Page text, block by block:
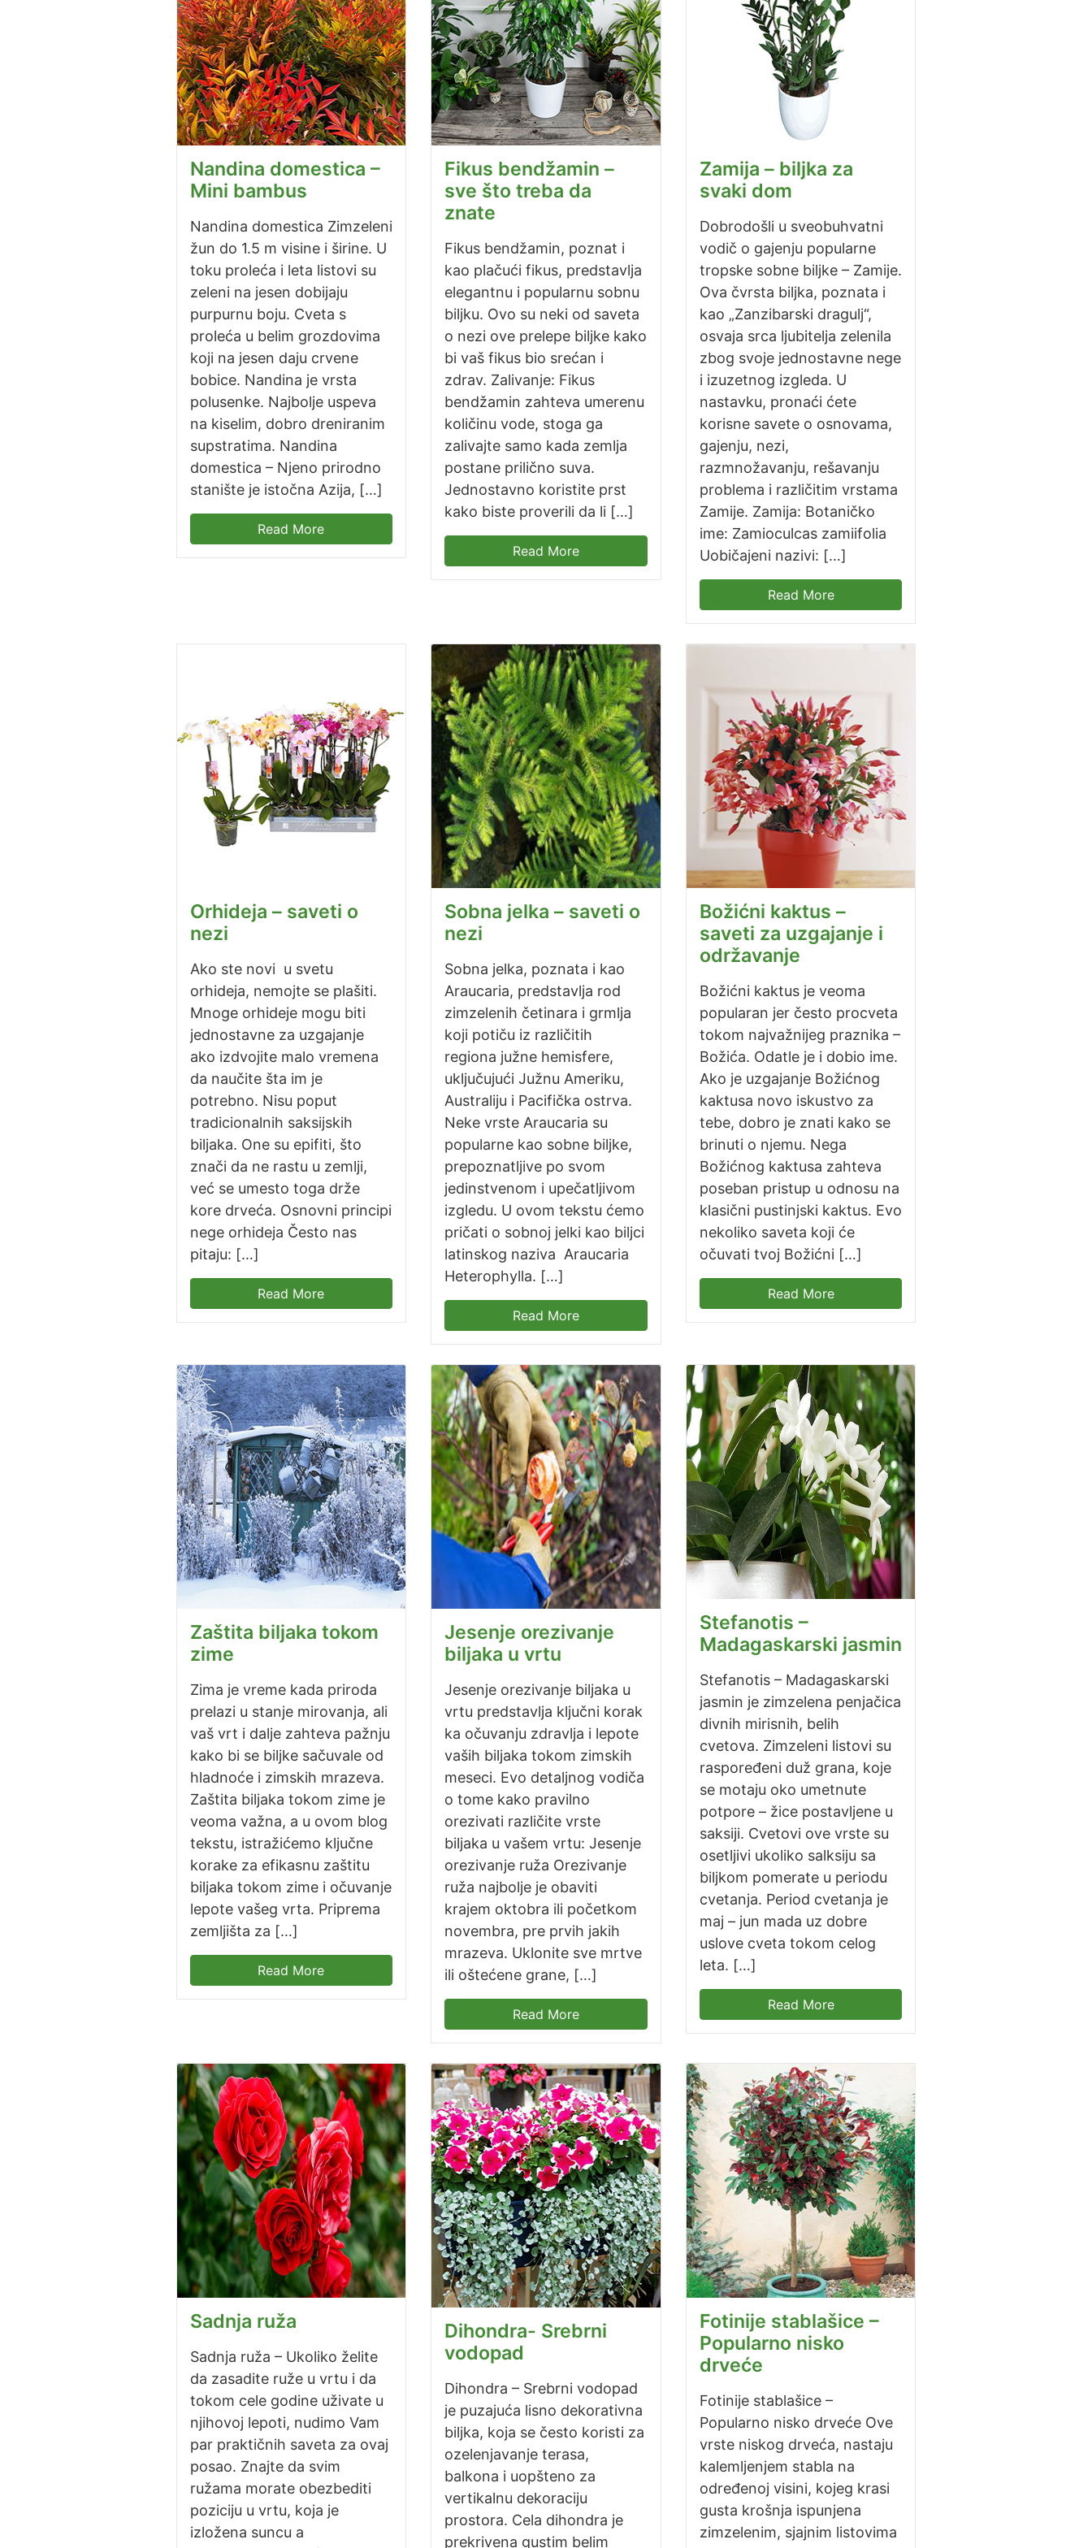
Nandina domestica –
Mini bambus
Nandina domestica Zimzeleni
žun do 1.5 m visine i širine. U
toku proleća i leta listovi su
zeleni na jesen dobijaju
purpurnu boju. Cveta s
proleća u belim grozdovima
koji na jesen daju crvene
bobice. Nandina je vrsta
polusenke. Najbolje uspeva
na kiselim, dobro dreniranim
supstratima. Nandina
domestica – Njeno prirodno
stanište je istočna Azija, […]
Read More
Fikus bendžamin –
sve što treba da
znate
Fikus bendžamin, poznat i
kao plačući fikus, predstavlja
elegantnu i popularnu sobnu
biljku. Ovo su neki od saveta
o nezi ove prelepe biljke kako
bi vaš fikus bio srećan i
zdrav. Zalivanje: Fikus
bendžamin zahteva umerenu
količinu vode, stoga ga
zalivajte samo kada zemlja
postane prilično suva.
Jednostavno koristite prst
kako biste proverili da li […]
Read More
Zamija – biljka za
svaki dom
Dobrodošli u sveobuhvatni
vodič o gajenju popularne
tropske sobne biljke – Zamije.
Ova čvrsta biljka, poznata i
kao „Zanzibarski dragulj“,
osvaja srca ljubitelja zelenila
zbog svoje jednostavne nege
i izuzetnog izgleda. U
nastavku, pronaći ćete
korisne savete o osnovama,
gajenju, nezi,
razmnožavanju, rešavanju
problema i različitim vrstama
Zamije. Zamija: Botaničko
ime: Zamioculcas zamiifolia
Uobičajeni nazivi: […]
Read More
Orhideja – saveti o
nezi
Ako ste novi u svetu
orhideja, nemojte se plašiti.
Mnoge orhideje mogu biti
jednostavne za uzgajanje
ako izdvojite malo vremena
da naučite šta im je
potrebno. Nisu poput
tradicionalnih saksijskih
biljaka. One su epifiti, što
znači da ne rastu u zemlji,
već se umesto toga drže
kore drveća. Osnovni principi
nege orhideja Često nas
pitaju: […]
Read More
Sobna jelka – saveti o
nezi
Sobna jelka, poznata i kao
Araucaria, predstavlja rod
zimzelenih četinara i grmlja
koji potiču iz različitih
regiona južne hemisfere,
uključujući Južnu Ameriku,
Australiju i Pacifička ostrva.
Neke vrste Araucaria su
popularne kao sobne biljke,
prepoznatljive po svom
jedinstvenom i upečatljivom
izgledu. U ovom tekstu ćemo
pričati o sobnoj jelki kao biljci
latinskog naziva Araucaria
Heterophylla. […]
Read More
Božićni kaktus –
saveti za uzgajanje i
održavanje
Božićni kaktus je veoma
popularan jer često procveta
tokom najvažnijeg praznika –
Božića. Odatle je i dobio ime.
Ako je uzgajanje Božićnog
kaktusa novo iskustvo za
tebe, dobro je znati kako se
brinuti o njemu. Nega
Božićnog kaktusa zahteva
poseban pristup u odnosu na
klasični pustinjski kaktus. Evo
nekoliko saveta koji će
očuvati tvoj Božićni […]
Read More
Zaštita biljaka tokom
zime
Zima je vreme kada priroda
prelazi u stanje mirovanja, ali
vaš vrt i dalje zahteva pažnju
kako bi se biljke sačuvale od
hladnoće i zimskih mrazeva.
Zaštita biljaka tokom zime je
veoma važna, a u ovom blog
tekstu, istražićemo ključne
korake za efikasnu zaštitu
biljaka tokom zime i očuvanje
lepote vašeg vrta. Priprema
zemljišta za […]
Read More
Jesenje orezivanje
biljaka u vrtu
Jesenje orezivanje biljaka u
vrtu predstavlja ključni korak
ka očuvanju zdravlja i lepote
vaših biljaka tokom zimskih
meseci. Evo detaljnog vodiča
o tome kako pravilno
orezivati različite vrste
biljaka u vašem vrtu: Jesenje
orezivanje ruža Orezivanje
ruža najbolje je obaviti
krajem oktobra ili početkom
novembra, pre prvih jakih
mrazeva. Uklonite sve mrtve
ili oštećene grane, […]
Read More
Stefanotis –
Madagaskarski jasmin
Stefanotis – Madagaskarski
jasmin je zimzelena penjačica
divnih mirisnih, belih
cvetova. Zimzeleni listovi su
raspoređeni duž grana, koje
se motaju oko umetnute
potpore – žice postavljene u
saksiji. Cvetovi ove vrste su
osetljivi ukoliko salksiju sa
biljkom pomerate u periodu
cvetanja. Period cvetanja je
maj – jun mada uz dobre
uslove cveta tokom celog
leta. […]
Read More
Sadnja ruža
Sadnja ruža – Ukoliko želite
da zasadite ruže u vrtu i da
tokom cele godine uživate u
njihovoj lepoti, nudimo Vam
par praktičnih saveta za ovaj
posao. Znajte da svim
ružama morate obezbediti
poziciju u vrtu, koja je
izložena suncu a
Dihondra- Srebrni
vodopad
Dihondra – Srebrni vodopad
je puzajuća lisno dekorativna
biljka, koja se često koristi za
ozelenjavanje terasa,
balkona i uopšteno za
vertikalnu dekoraciju
prostora. Cela dihondra je
prekrivena gustim belim
Fotinije stablašice –
Popularno nisko
drveće
Fotinije stablašice –
Popularno nisko drveće Ove
vrste niskog drveća, nastaju
kalemljenjem stabla na
određenoj visini, kojeg krasi
gusta krošnja ispunjena
zimzelenim, sjajnim listovima